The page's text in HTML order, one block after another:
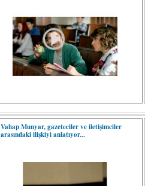
Vahap Munyar, gazeteciler ve iletişimciler
arasındaki ilişkiyi anlatıyor...